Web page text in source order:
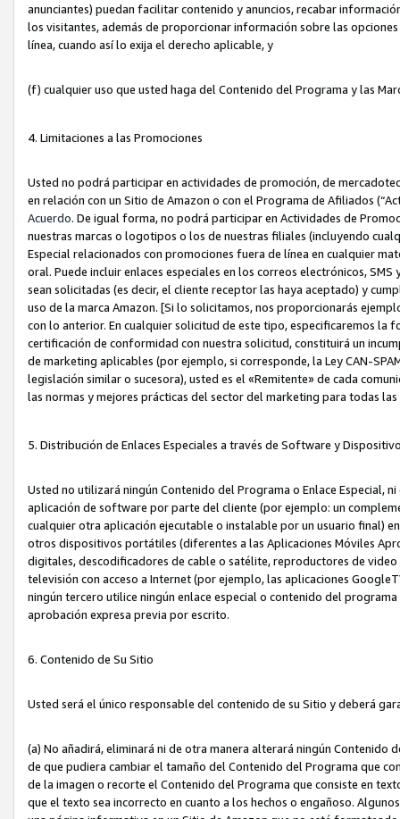
anunciantes) puedan facilitar contenido y anuncios, recabar
los visitantes, además de proporcionar información sobre las
línea, cuando así lo exija el derecho aplicable, y
(f) cualquier uso que usted haga del Contenido del Programa y las
4. Limitaciones a las Promociones
Usted no podrá participar en actividades de promoción, de
en relación con un Sitio de Amazon o con el Programa de Afiliados
Acuerdo. De igual forma, no podrá participar en Actividades de
nuestras marcas o logotipos o los de nuestras filiales (incluyendo
Especial relacionados con promociones fuera de línea en cualquier
oral. Puede incluir enlaces especiales en los correos electrónicos,
sean solicitadas (es decir, el cliente receptor las haya aceptado) y
uso de la marca Amazon. [Si lo solicitamos, nos proporcionarás
con lo anterior. En cualquier solicitud de este tipo, especificaremos
certificación de conformidad con nuestra solicitud, constituirá un
de marketing aplicables (por ejemplo, si corresponde, la Ley CAN-
legislación similar o sucesora), usted es el «Remitente» de cada
las normas y mejores prácticas del sector del marketing para todas
5. Distribución de Enlaces Especiales a través de Software y
Usted no utilizará ningún Contenido del Programa o Enlace Especial,
aplicación de software por parte del cliente (por ejemplo: un
cualquier otra aplicación ejecutable o instalable por un usuario final)
otros dispositivos portátiles (diferentes a las Aplicaciones Móviles
digitales, descodificadores de cable o satélite, reproductores de
televisión con acceso a Internet (por ejemplo, las aplicaciones
ningún tercero utilice ningún enlace especial o contenido del
aprobación expresa previa por escrito.
6. Contenido de Su Sitio
Usted será el único responsable del contenido de su Sitio y deberá
(a) No añadirá, eliminará ni de otra manera alterará ningún
de que pudiera cambiar el tamaño del Contenido del Programa que
de la imagen o recorte el Contenido del Programa que consiste en
que el texto sea incorrecto en cuanto a los hechos o engañoso.